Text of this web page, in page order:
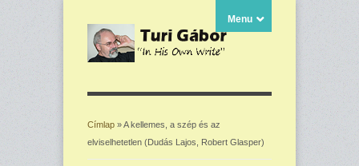
Menu
Jelenlegi hely
Címlap » A kellemes, a szép és az
elviselhetetlen (Dudás Lajos, Robert Glasper)